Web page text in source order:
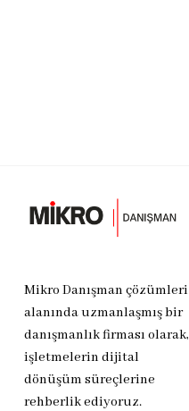
Mikro Danışman çözümleri
alanında uzmanlaşmış bir
danışmanlık firması olarak,
işletmelerin dijital
dönüşüm süreçlerine
rehberlik ediyoruz.